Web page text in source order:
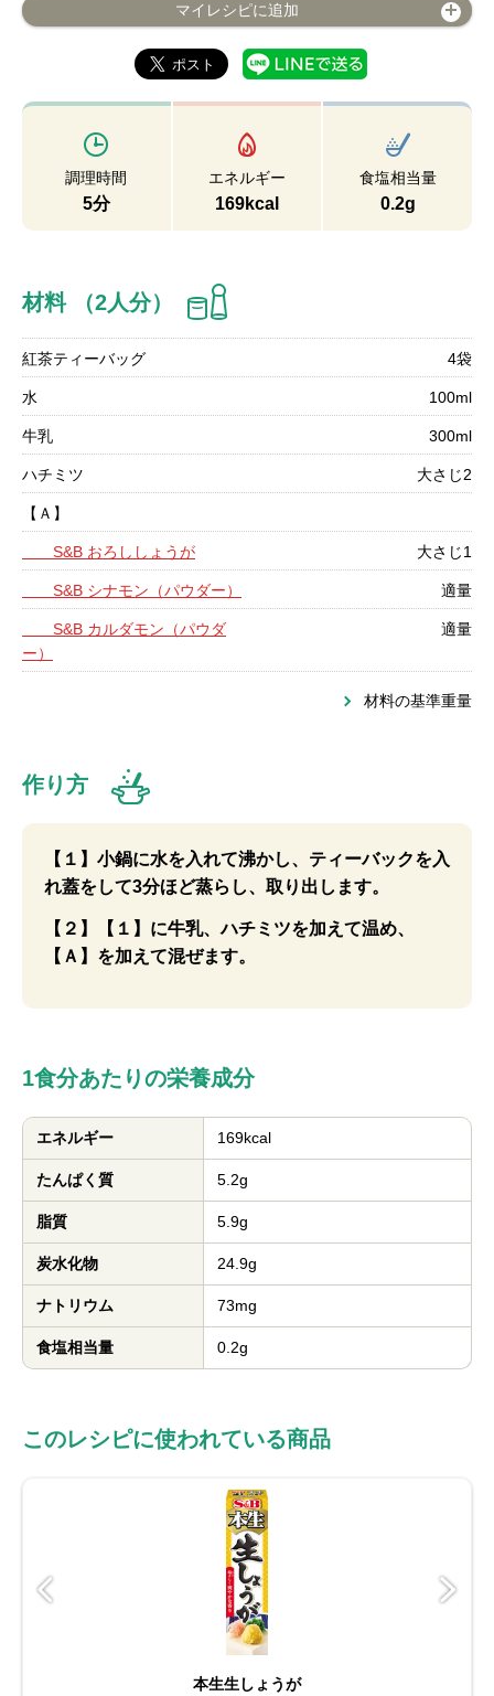
マイレシピに追加
調理時間
5分
エネルギー
169kcal
食塩相当量
0.2g
材料 （2人分）
紅茶ティーバッグ 4袋
水 100ml
牛乳 300ml
ハチミツ 大さじ2
【Ａ】
S&B おろししょうが 大さじ1
S&B シナモン（パウダー） 適量
S&B カルダモン（パウダ
ー）
適量
材料の基準重量
作り方
【１】小鍋に水を入れて沸かし、ティーバックを入
れ蓋をして3分ほど蒸らし、取り出します。
【２】【１】に牛乳、ハチミツを加えて温め、
【Ａ】を加えて混ぜます。
1食分あたりの栄養成分
エネルギー 169kcal
たんぱく質 5.2g
脂質 5.9g
炭水化物 24.9g
ナトリウム 73mg
食塩相当量 0.2g
このレシピに使われている商品
本生生しょうが